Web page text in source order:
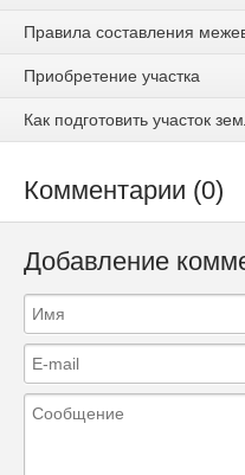
Правила составления
Приобретение участка
Как подготовить участок
Комментарии (0)
Добавление